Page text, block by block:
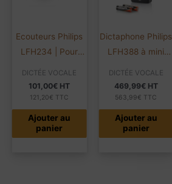
Ecouteurs Philips
LFH234 | Pour
LFH720 et LFH72
DICTÉE VOCALE
101,00€ HT
121,20€ TTC
Ajouter au
panier
Dictaphone Philips
LFH388 à mini
cassette | Pocket
Memo
DICTÉE VOCALE
469,99€ HT
563,99€ TTC
Ajouter au
panier